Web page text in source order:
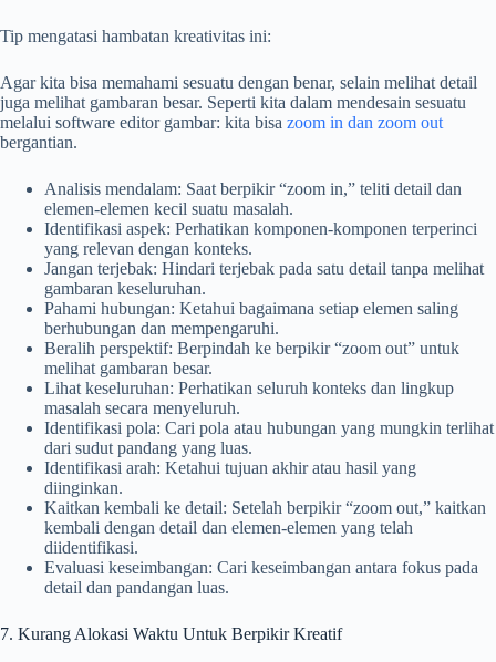
Tip mengatasi hambatan kreativitas ini:
Agar kita bisa memahami sesuatu dengan benar, selain melihat detail
juga melihat gambaran besar. Seperti kita dalam mendesain sesuatu
melalui software editor gambar: kita bisa zoom in dan zoom out
bergantian.
Analisis mendalam: Saat berpikir “zoom in,” teliti detail dan
elemen-elemen kecil suatu masalah.
Identifikasi aspek: Perhatikan komponen-komponen terperinci
yang relevan dengan konteks.
Jangan terjebak: Hindari terjebak pada satu detail tanpa melihat
gambaran keseluruhan.
Pahami hubungan: Ketahui bagaimana setiap elemen saling
berhubungan dan mempengaruhi.
Beralih perspektif: Berpindah ke berpikir “zoom out” untuk
melihat gambaran besar.
Lihat keseluruhan: Perhatikan seluruh konteks dan lingkup
masalah secara menyeluruh.
Identifikasi pola: Cari pola atau hubungan yang mungkin terlihat
dari sudut pandang yang luas.
Identifikasi arah: Ketahui tujuan akhir atau hasil yang
diinginkan.
Kaitkan kembali ke detail: Setelah berpikir “zoom out,” kaitkan
kembali dengan detail dan elemen-elemen yang telah
diidentifikasi.
Evaluasi keseimbangan: Cari keseimbangan antara fokus pada
detail dan pandangan luas.
7. Kurang Alokasi Waktu Untuk Berpikir Kreatif